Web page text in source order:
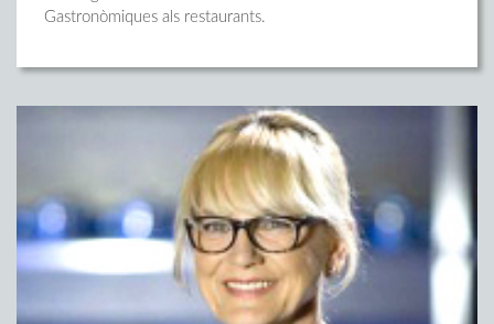
Gastronòmiques als restaurants.